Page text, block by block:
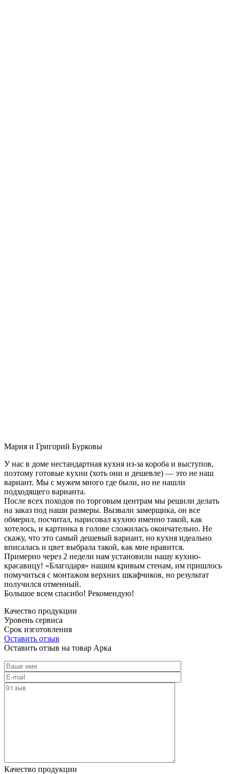
Мария и Григорий Бурковы
У нас в доме нестандартная кухня из-за короба и выступов,
поэтому готовые кухни (хоть они и дешевле) — это не наш
вариант. Мы с мужем много где были, но не нашли
подходящего варианта.
После всех походов по торговым центрам мы решили делать
на заказ под наши размеры. Вызвали замерщика, он все
обмерил, посчитал, нарисовал кухню именно такой, как
хотелось, и картинка в голове сложилась окончательно. Не
скажу, что это самый дешевый вариант, но кухня идеально
вписалась и цвет выбрала такой, как мне нравится.
Примерно через 2 недели нам установили нашу кухню-
красавицу! «Благодаря» нашим кривым стенам, им пришлось
помучиться с монтажом верхних шкафчиков, но результат
получился отменный.
Большое всем спасибо! Рекомендую!
Качество продукции
Уровень сервиса
Срок изготовления
Оставить отзыв
Оставить отзыв на товар Арка
Качество продукции